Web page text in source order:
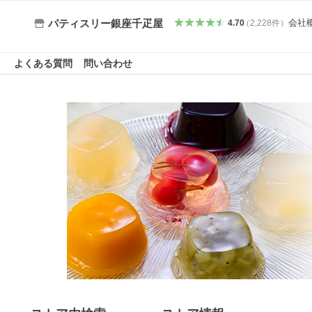
パティスリー銀座千疋屋 4.70（ 2,228件） 会社
よくある質問 問い合わせ